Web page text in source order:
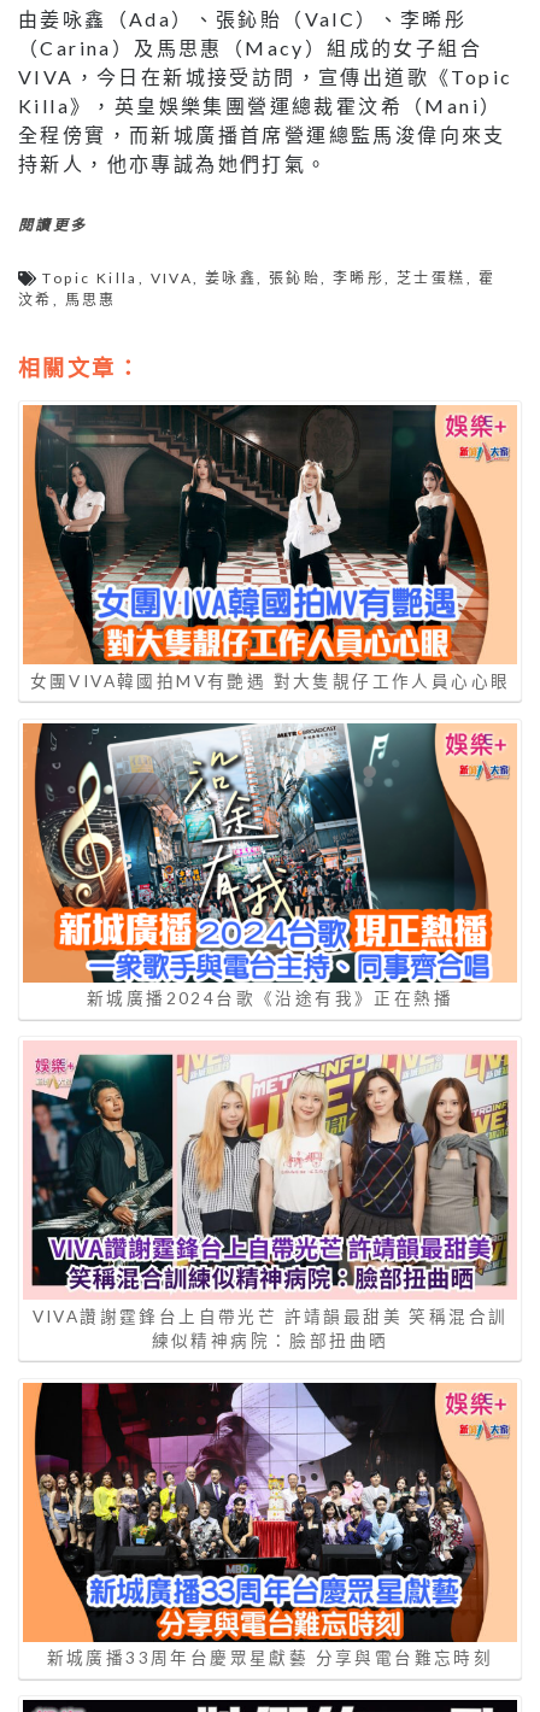
由姜咏鑫（Ada）、張鈊貽（ValC）、李晞彤
（Carina）及馬思惠（Macy）組成的女子組合
VIVA，今日在新城接受訪問，宣傳出道歌《Topic
Killa》，英皇娛樂集團營運總裁霍汶希（Mani）
全程傍實，而新城廣播首席營運總監馬浚偉向來支
持新人，他亦專誠為她們打氣。
閱讀更多
Topic Killa VIVA ,姜咏鑫 ,張鈊貽 ,李晞彤 ,芝士蛋糕
霍
汶希
馬思惠
相關文章：
女團VIVA韓國拍MV有艷遇 對大隻靚仔工作人員心心眼
新城廣播2024台歌《沿途有我》正在熱播
VIVA讚謝霆鋒台上自帶光芒 許靖韻最甜美 笑稱混合訓
練似精神病院：臉部扭曲晒
新城廣播33周年台慶眾星獻藝 分享與電台難忘時刻